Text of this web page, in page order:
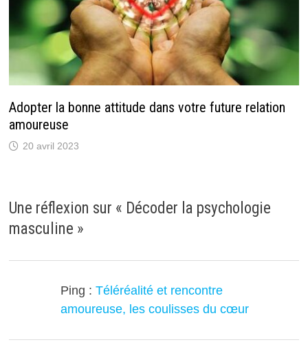
Adopter la bonne attitude dans votre future relation
amoureuse
20 avril 2023
Une réflexion sur « Décoder la psychologie
masculine »
Ping : Téléréalité et rencontre
amoureuse, les coulisses du cœur